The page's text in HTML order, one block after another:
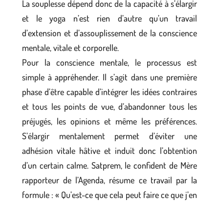
La souplesse dépend donc de la capacité à s’élargir
et le yoga n’est rien d’autre qu’un travail
d’extension et d’assouplissement de la conscience
mentale, vitale et corporelle.
Pour la conscience mentale, le processus est
simple à appréhender. Il s’agit dans une première
phase d’être capable d’intégrer les idées contraires
et tous les points de vue, d’abandonner tous les
préjugés, les opinions et même les préférences.
S’élargir mentalement permet d’éviter une
adhésion vitale hâtive et induit donc l’obtention
d’un certain calme. Satprem, le confident de Mère
rapporteur de l’Agenda, résume ce travail par la
formule : « Qu’est-ce que cela peut faire ce que j’en